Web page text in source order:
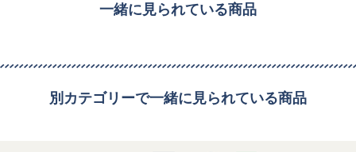
一緒に見られている商品
別カテゴリーで一緒に見られている商品